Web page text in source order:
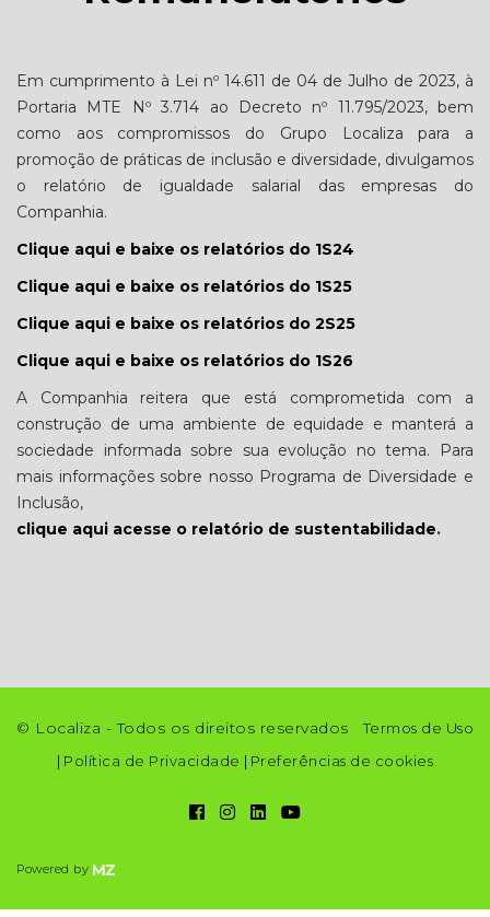
Em cumprimento à Lei nº 14.611 de 04 de Julho de 2023, à
Portaria MTE Nº 3.714 ao Decreto nº 11.795/2023, bem
como aos compromissos do Grupo Localiza para a
promoção de práticas de inclusão e diversidade, divulgamos
o relatório de igualdade salarial das empresas do
Companhia.
Clique aqui e baixe os relatórios do 1S24
Clique aqui e baixe os relatórios do 1S25
Clique aqui e baixe os relatórios do 2S25
Clique aqui e baixe os relatórios do 1S26
A Companhia reitera que está comprometida com a
construção de uma ambiente de equidade e manterá a
sociedade informada sobre sua evolução no tema. Para
mais informações sobre nosso Programa de Diversidade e
Inclusão,
clique aqui acesse o relatório de sustentabilidade.
© Localiza - Todos os direitos reservados
Termos de Uso
| Política de Privacidade | Preferências de cookies
Powered by